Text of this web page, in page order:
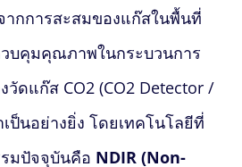
ากการสะสมของแก๊สในพื้นที่
บคุมคุณภาพในกระบวนการ
วัดแก๊ส CO2 (CO2 Detector /
เป็นอย่างยิ่ง โดยเทคโนโลยีที่
มปัจจุบันคือ NDIR (Non-